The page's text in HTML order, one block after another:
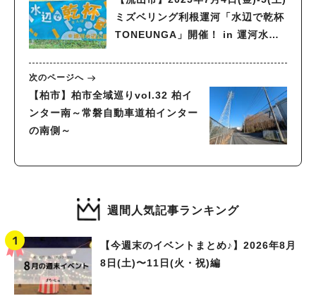
ミズベリング利根運河「水辺で乾杯
TONEUNGA」開催！ in 運河水辺
次のページへ
【柏市】柏市全域巡りvol.32 柏イ
ンター南～常磐自動車道柏インター
の南側～
週間人気記事ランキング
【今週末のイベントまとめ♪】2026年8月
8日(土)〜11日(火・祝)編